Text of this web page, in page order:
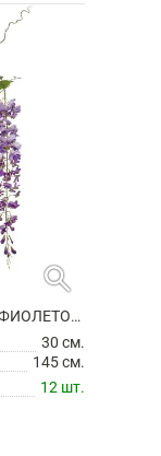
search
ГЛИЦИНИЯ ВЕТВЬ С ФИОЛЕТОВЫМИ ЦВЕТАМИ ИСКУССТВЕННАЯ
30 см.
145 см.
12 шт.